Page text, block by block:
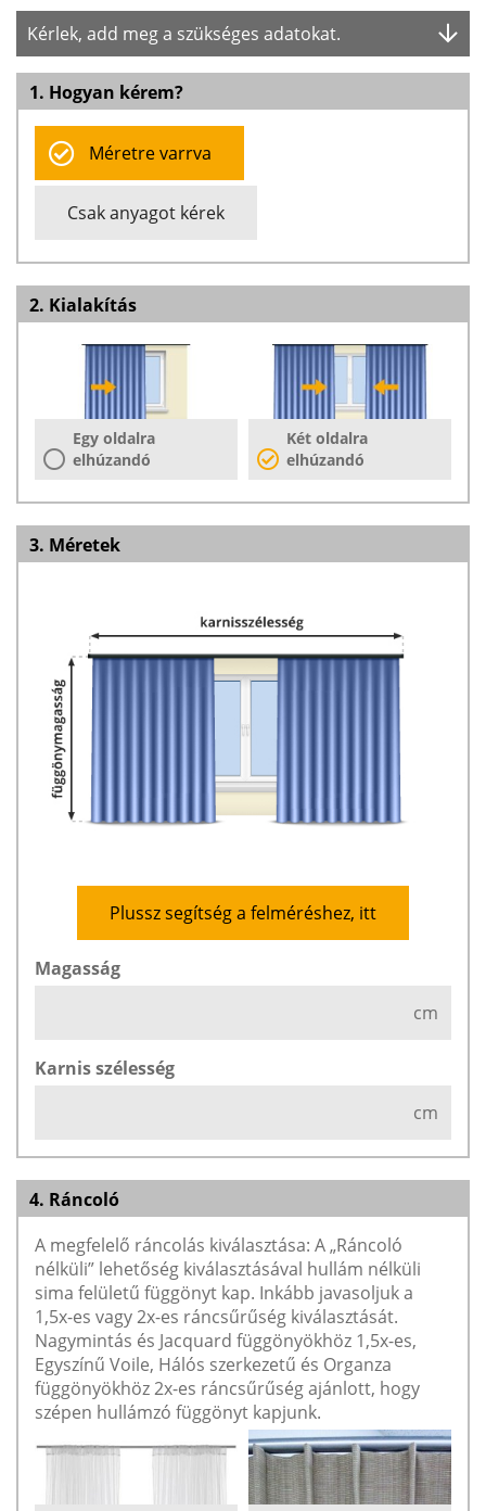
Kérlek, add meg a szükséges adatokat.
1. Hogyan kérem?
Méretre varrva
Csak anyagot kérek
2. Kialakítás
Egy oldalra
elhúzandó
Két oldalra
elhúzandó
3. Méretek
Plussz segítség a felméréshez, itt
Magasság
cm
Karnis szélesség
cm
4. Ráncoló
A megfelelő ráncolás kiválasztása: A „Ráncoló
nélküli” lehetőség kiválasztásával hullám nélküli
sima felületű függönyt kap. Inkább javasoljuk a
1,5x-es vagy 2x-es ráncsűrűség kiválasztását.
Nagymintás és Jacquard függönyökhöz 1,5x-es,
Egyszínű Voile, Hálós szerkezetű és Organza
függönyökhöz 2x-es ráncsűrűség ajánlott, hogy
szépen hullámzó függönyt kapjunk.